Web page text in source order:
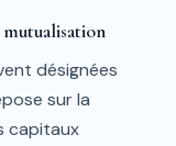
mutualisation
désignées
sur la
capitaux